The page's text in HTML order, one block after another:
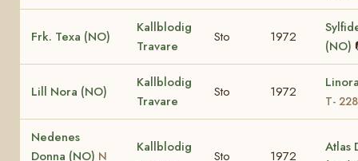
Frk. Texa (NO)
Kallblodig
Travare
Sto 1972
(NO)
Lill Nora (NO)
Kallblodig
Travare
Sto 1972
T-
Nedenes
Donna (NO) N
Kallblodig
Sto 1972
Atlas